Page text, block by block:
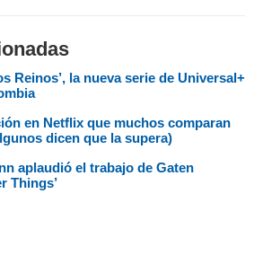
Reinos’, la nueva serie de Universal+
en Netflix que muchos comparan
dicen que la supera)
aplaudió el trabajo de Gaten
Things’